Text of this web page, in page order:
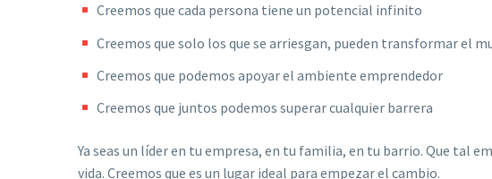
Creemos que cada persona tiene un potencial infinito
Creemos que solo los que se arriesgan, pueden transformar el
Creemos que podemos apoyar el ambiente emprendedor
Creemos que juntos podemos superar cualquier barrera
Ya seas un líder en tu empresa, en tu familia, en tu barrio. Que tal
vida. Creemos que es un lugar ideal para empezar el cambio.